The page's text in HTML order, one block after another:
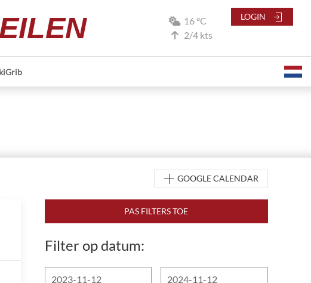
16 °C
2/4 kts
Grib
LOGIN
GOOGLE CALENDAR
Filter op datum: